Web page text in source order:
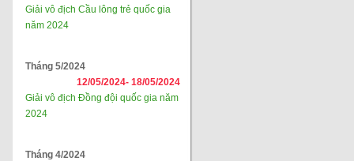
Giải vô địch Cầu lông trẻ quốc gia
năm 2024
Tháng 5/2024
12/05/2024- 18/05/2024
Giải vô địch Đồng đội quốc gia năm
2024
Tháng 4/2024